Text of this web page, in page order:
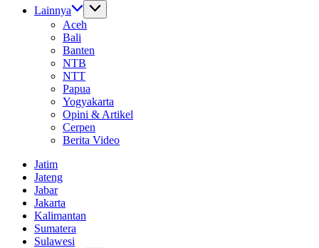
Lainnya
Aceh
Bali
Banten
NTB
NTT
Papua
Yogyakarta
Opini & Artikel
Cerpen
Berita Video
Jatim
Jateng
Jabar
Jakarta
Kalimantan
Sumatera
Sulawesi